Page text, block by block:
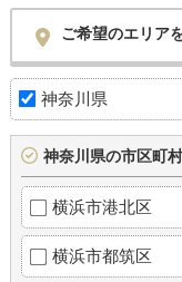
ご希望のエリア
神奈川県
神奈川県の市区町
横浜市港北区
横浜市都筑区